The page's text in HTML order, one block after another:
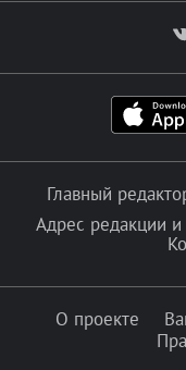
Главный
Адрес редакции и
О проекте